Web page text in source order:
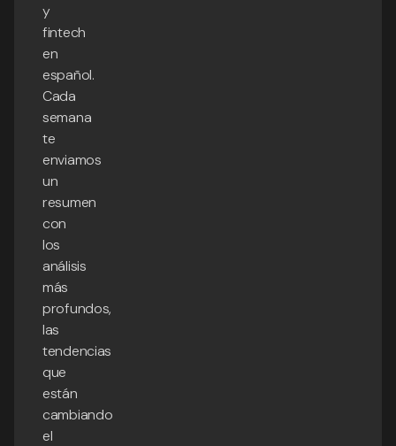
y
fintech
en
español.
Cada
semana
te
enviamos
un
resumen
con
los
análisis
más
profundos,
las
tendencias
que
están
cambiando
el